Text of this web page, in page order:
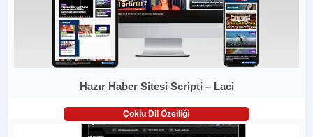
Hazır Haber Sitesi Scripti – Laci
Çoklu Dil Özelliği